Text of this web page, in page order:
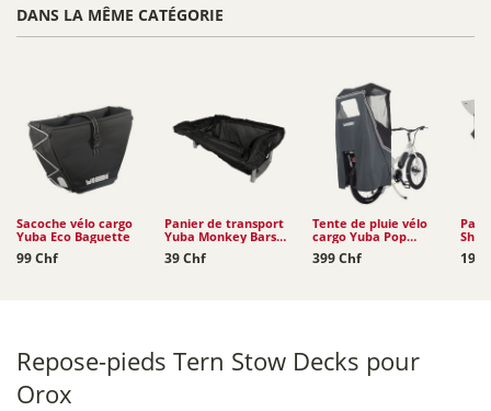
DANS LA MÊME CATÉGORIE
Sacoche vélo cargo
Yuba Eco Baguette
99 Chf
Panier de transport
Yuba Monkey Bars
Tote
39 Chf
Tente de pluie vélo
cargo Yuba Pop
Shelter
399 Chf 199
Repose-pieds Tern Stow Decks pour
Orox